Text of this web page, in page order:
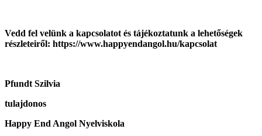
Vedd fel velünk a kapcsolatot és tájékoztatunk a lehetőségek
részleteiről: https://www.happyendangol.hu/kapcsolat
Pfundt Szilvia
tulajdonos
Happy End Angol Nyelviskola